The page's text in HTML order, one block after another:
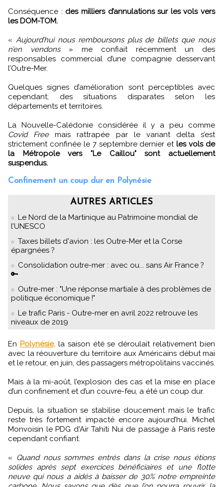
Conséquence : des milliers d’annulations sur les vols vers
les DOM-TOM.
« Aujourd’hui nous remboursons plus de billets que nous
n’en vendons» me confiait récemment un des
responsables commercial d’une compagnie desservant
l’Outre-Mer.
Quelques signes d’amélioration sont perceptibles avec
cependant, des situations disparates selon les
départements et territoires.
La Nouvelle-Calédonie considérée il y a peu comme
Covid Freemais rattrapée par le variant delta s’est
strictement confinée le 7 septembre dernier etles vols de
la Métropole vers "Le Caillou" sont actuellement
suspendus.
Confinement un coup dur en Polynésie
AUTRES ARTICLES
Le Nord de la Martinique au Patrimoine mondial de
l’UNESCO
Taxes billets d'avion : les Outre-Mer et la Corse
épargnées ?
Consolidation outre-mer : avec ou... sans Air France ?
🔑
Outre-mer : "Une réponse martiale à des problèmes de
politique économique !"
Le trafic Paris - Outre-mer en avril 2022 retrouve les
niveaux de 2019
En Polynésie,la saison été se déroulait relativement bien
avec la réouverture du territoire aux Américains début mai
et le retour, en juin, des passagers métropolitains vaccinés.
Mais à la mi-août, l’explosion des cas et la mise en place
d’un confinement et d’un couvre-feu, a été un coup dur.
Depuis, la situation se stabilise doucement mais le trafic
reste très fortement impacté encore aujourd’hui. Michel
Monvoisin le PDG d'Air Tahiti Nui de passage à Paris reste
cependant confiant.
« Quand nous sommes entrés dans la crise nous étions
solides après sept exercices bénéficiaires et une flotte
neuve qui nous a aidés à baisser de 30% notre empreinte